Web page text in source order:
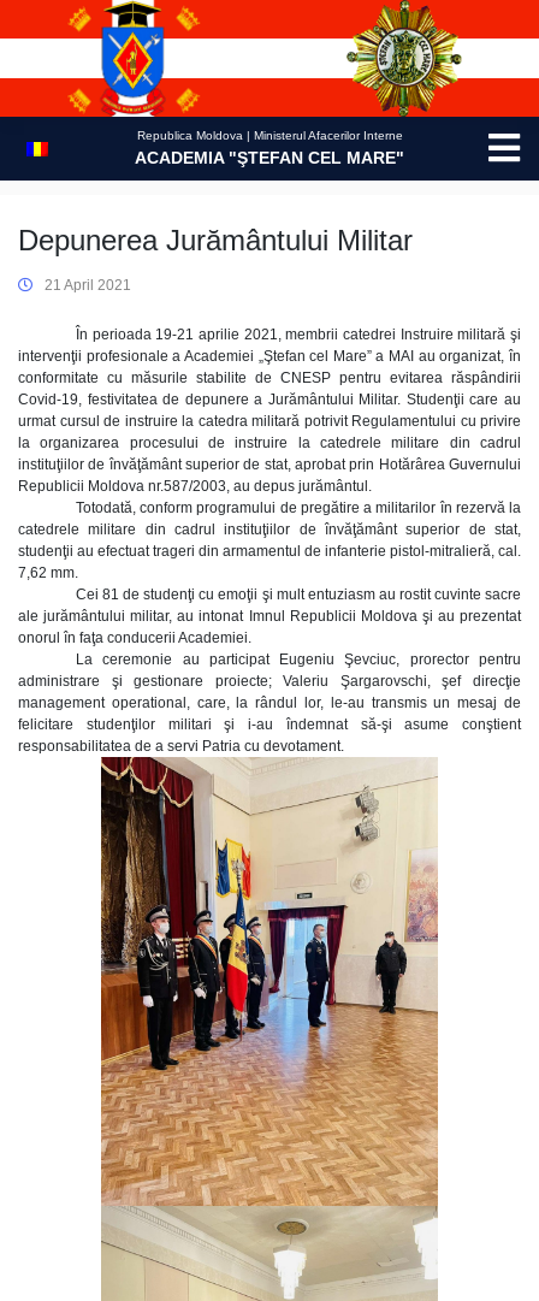
Republica Moldova | Ministerul Afacerilor Interne
ACADEMIA "ŞTEFAN CEL MARE"
Depunerea Jurământului Militar
21 April 2021
În perioada 19-21 aprilie 2021, membrii catedrei Instruire militară şi
intervenţii profesionale a Academiei „Ştefan cel Mare” a MAI au organizat, în
conformitate cu măsurile stabilite de CNESP pentru evitarea răspândirii
Covid-19, festivitatea de depunere a Jurământului Militar. Studenţii care au
urmat cursul de instruire la catedra militară potrivit Regulamentului cu privire
la organizarea procesului de instruire la catedrele militare din cadrul
instituţiilor de învăţământ superior de stat, aprobat prin Hotărârea Guvernului
Republicii Moldova nr.587/2003, au depus jurământul.
Totodată, conform programului de pregătire a militarilor în rezervă la
catedrele militare din cadrul instituţiilor de învăţământ superior de stat,
studenţii au efectuat trageri din armamentul de infanterie pistol-mitralieră, cal.
7,62 mm.
Cei 81 de studenţi cu emoţii şi mult entuziasm au rostit cuvinte sacre
ale jurământului militar, au intonat Imnul Republicii Moldova şi au prezentat
onorul în faţa conducerii Academiei.
La ceremonie au participat Eugeniu Şevciuc, prorector pentru
administrare şi gestionare proiecte; Valeriu Şargarovschi, şef direcţie
management operational, care, la rândul lor, le-au transmis un mesaj de
felicitare studenţilor militari şi i-au îndemnat să-şi asume conştient
responsabilitatea de a servi Patria cu devotament.